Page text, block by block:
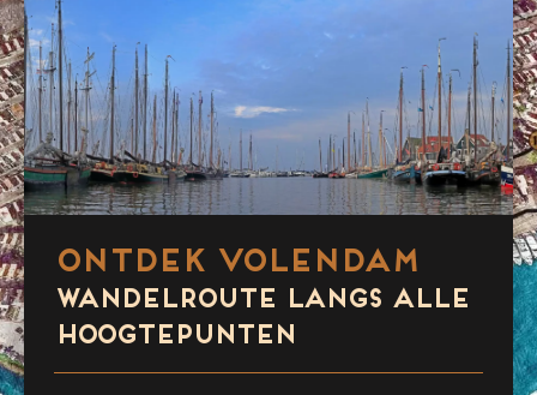
ONTDEK VOLENDAM
WANDELROUTE LANGS ALLE
HOOGTEPUNTEN